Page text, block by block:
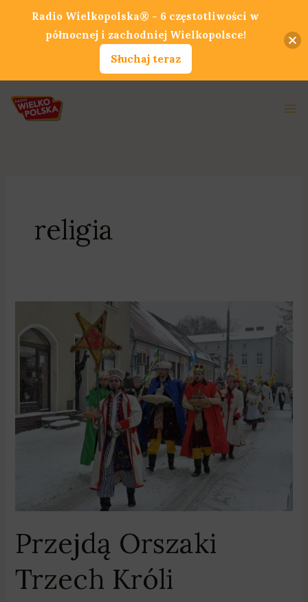
religia
Przejdą Orszaki
Trzech Króli
Orszaki
Trzech
Radio Wielkopolska® - 6 częstotliwości w
północnej i zachodniej Wielkopolsce!
Słuchaj teraz